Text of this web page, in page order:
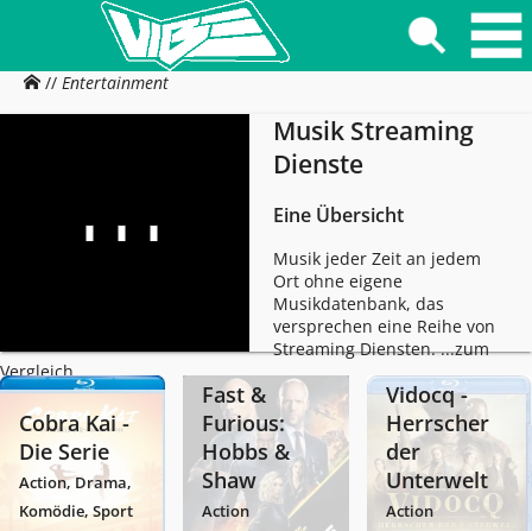
// Entertainment
Musik Streaming
Dienste
Eine Übersicht
Musik jeder Zeit an jedem
Ort ohne eigene
Musikdatenbank, das
versprechen eine Reihe von
Streaming Diensten. ...zum
Vergleich
Cobra Kai -
Die Serie
Action, Drama,
Komödie, Sport
Fast &
Furious:
Hobbs &
Shaw
Action
Vidocq -
Herrscher
der
Unterwelt
Action